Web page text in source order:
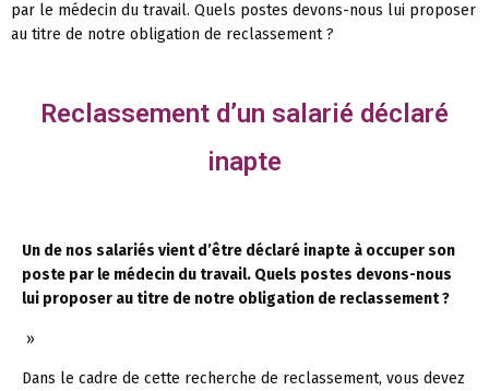
par le médecin du travail. Quels postes devons-nous lui proposer
au titre de notre obligation de reclassement ?
Reclassement d’un salarié déclaré
inapte
Un de nos salariés vient d’être déclaré inapte à occuper son
poste par le médecin du travail. Quels postes devons-nous
lui proposer au titre de notre obligation de reclassement ?
»
Dans le cadre de cette recherche de reclassement, vous devez